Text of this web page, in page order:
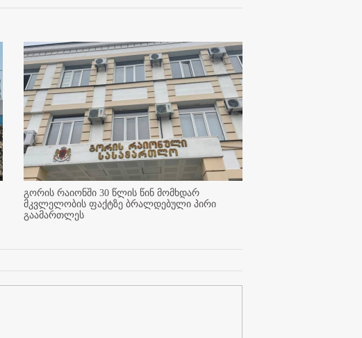
გორის რაიონში 30 წლის წინ მომხდარ
მკვლელობის ფაქტზე ბრალდებული პირი
გაამართლეს